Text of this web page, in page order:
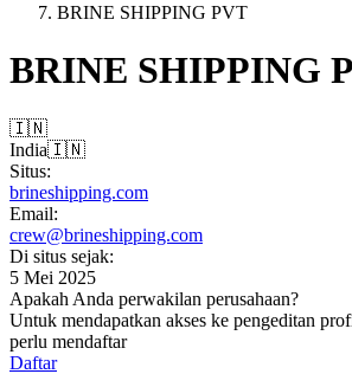
BRINE SHIPPING PVT
BRINE SHIPPING
🇮🇳
India🇮🇳
Situs:
brineshipping.com
Email:
crew@brineshipping.com
Di situs sejak:
5 Mei 2025
Apakah Anda perwakilan perusahaan?
Untuk mendapatkan akses ke pengeditan
perlu mendaftar
Daftar